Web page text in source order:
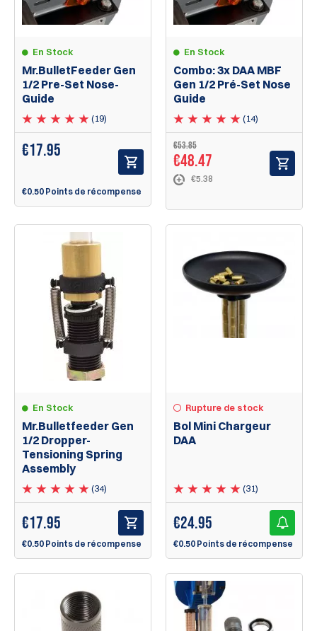
En Stock
Mr.BulletFeeder Gen
1/2 Pre-Set Nose-
Guide
(19)
€17.95
€0.50 Points de récompense
En Stock
Combo: 3x DAA MBF
Gen 1/2 Pré-Set Nose
Guide
(14)
€53.85
€48.47
€5.38
En Stock
Mr.Bulletfeeder Gen
1/2 Dropper-
Tensioning Spring
Assembly
(34)
€17.95
€0.50 Points de récompense
Rupture de stock
Bol Mini Chargeur
DAA
(31)
€24.95
€0.50 Points de récompense